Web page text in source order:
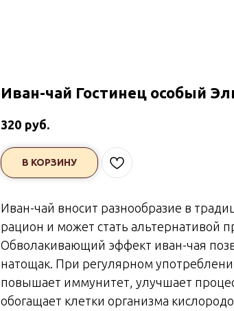
Иван-чай Гостинец особый
320 руб.
В КОРЗИНУ
Иван-чай вносит разнообразие в
рацион и может стать альтернативой
Обволакивающий эффект иван-чая
натощак. При регулярном
повышает иммунитет, улучшает
обогащает клетки организма